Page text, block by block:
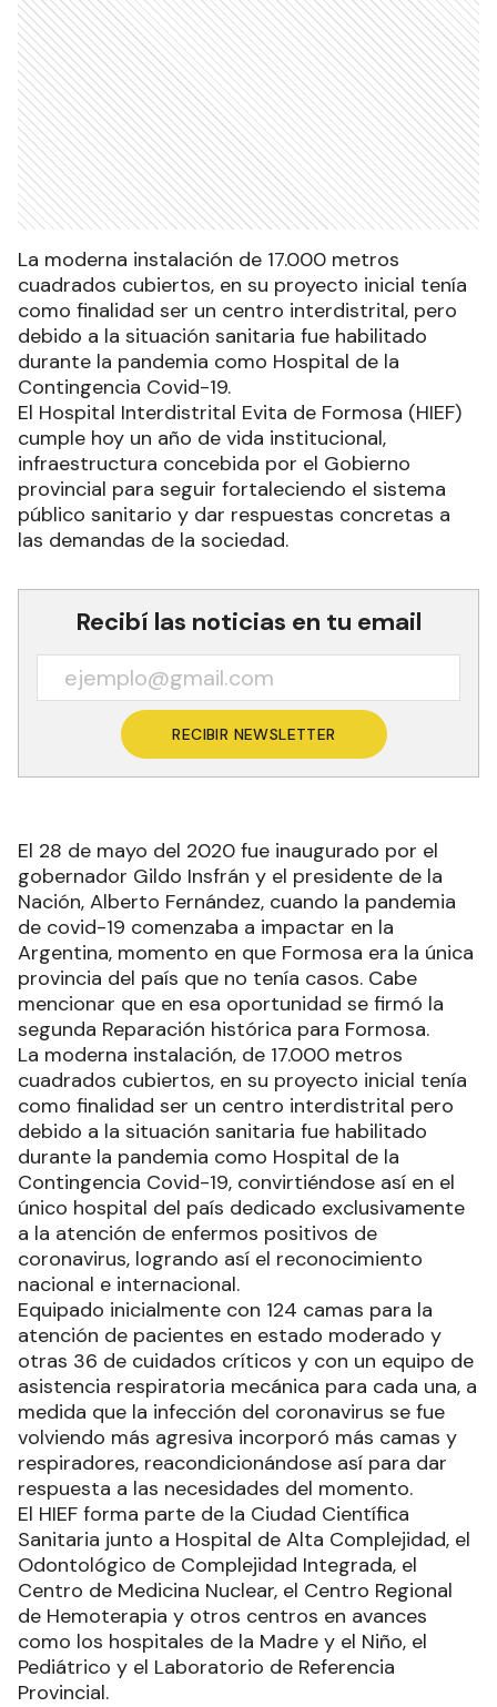
La moderna instalación de 17.000 metros
cuadrados cubiertos, en su proyecto inicial tenía
como finalidad ser un centro interdistrital, pero
debido a la situación sanitaria fue habilitado
durante la pandemia como Hospital de la
Contingencia Covid-19.
El Hospital Interdistrital Evita de Formosa (HIEF)
cumple hoy un año de vida institucional,
infraestructura concebida por el Gobierno
provincial para seguir fortaleciendo el sistema
público sanitario y dar respuestas concretas a
las demandas de la sociedad.
Recibí las noticias en tu email
RECIBIR NEWSLETTER
El 28 de mayo del 2020 fue inaugurado por el
gobernador Gildo Insfrán y el presidente de la
Nación, Alberto Fernández, cuando la pandemia
de covid-19 comenzaba a impactar en la
Argentina, momento en que Formosa era la única
provincia del país que no tenía casos. Cabe
mencionar que en esa oportunidad se firmó la
segunda Reparación histórica para Formosa.
La moderna instalación, de 17.000 metros
cuadrados cubiertos, en su proyecto inicial tenía
como finalidad ser un centro interdistrital pero
debido a la situación sanitaria fue habilitado
durante la pandemia como Hospital de la
Contingencia Covid-19, convirtiéndose así en el
único hospital del país dedicado exclusivamente
a la atención de enfermos positivos de
coronavirus, logrando así el reconocimiento
nacional e internacional.
Equipado inicialmente con 124 camas para la
atención de pacientes en estado moderado y
otras 36 de cuidados críticos y con un equipo de
asistencia respiratoria mecánica para cada una, a
medida que la infección del coronavirus se fue
volviendo más agresiva incorporó más camas y
respiradores, reacondicionándose así para dar
respuesta a las necesidades del momento.
El HIEF forma parte de la Ciudad Científica
Sanitaria junto a Hospital de Alta Complejidad, el
Odontológico de Complejidad Integrada, el
Centro de Medicina Nuclear, el Centro Regional
de Hemoterapia y otros centros en avances
como los hospitales de la Madre y el Niño, el
Pediátrico y el Laboratorio de Referencia
Provincial.